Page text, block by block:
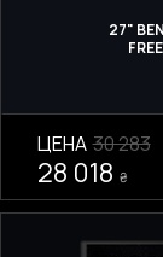
27"
ЦЕНА 30 283
28 018 ₴